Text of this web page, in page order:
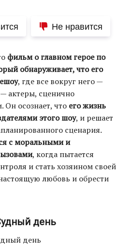
Не нравится
фильм о главном герое по
обнаруживает, что его
, где все вокруг него —
актеры, сценично
осознает, что его жизнь
этого шоу, и решает
сценария.
с моральными и
, когда пытается
и стать хозяином своей
любовь и обрести
день